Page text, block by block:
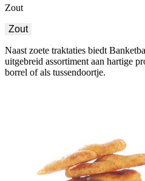
Zout
Zout
Naast zoete traktaties biedt
uitgebreid assortiment aan hartige
borrel of als tussendoortje.